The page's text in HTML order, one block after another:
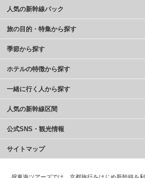
人気の新幹線パック
旅の目的・特集から探す
季節から探す
ホテルの特徴から探す
一緒に行く人から探す
人気の新幹線区間
公式SNS・観光情報
サイトマップ